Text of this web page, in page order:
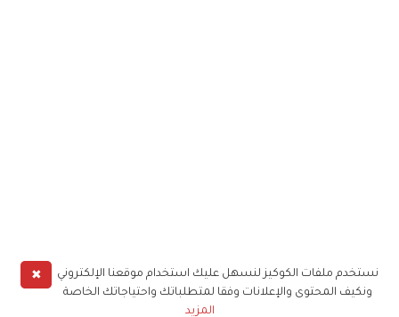
✖
نستخدم ملفات الكوكيز لنسهل عليك استخدام موقعنا الإلكتروني
ونكيف المحتوى والإعلانات وفقا لمتطلباتك واحتياجاتك الخاصة
المزيد